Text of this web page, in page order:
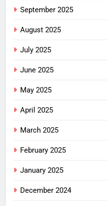
September 2025
August 2025
July 2025
June 2025
May 2025
April 2025
March 2025
February 2025
January 2025
December 2024